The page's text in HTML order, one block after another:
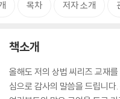
목차 저자 소개
책소개
올해도 저의 상법 씨리즈 교재
심으로 감사의 말씀을 드립니